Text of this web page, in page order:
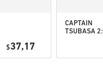
$37,17
CAPTAIN
TSUBASA 2:
(STEAM) EU